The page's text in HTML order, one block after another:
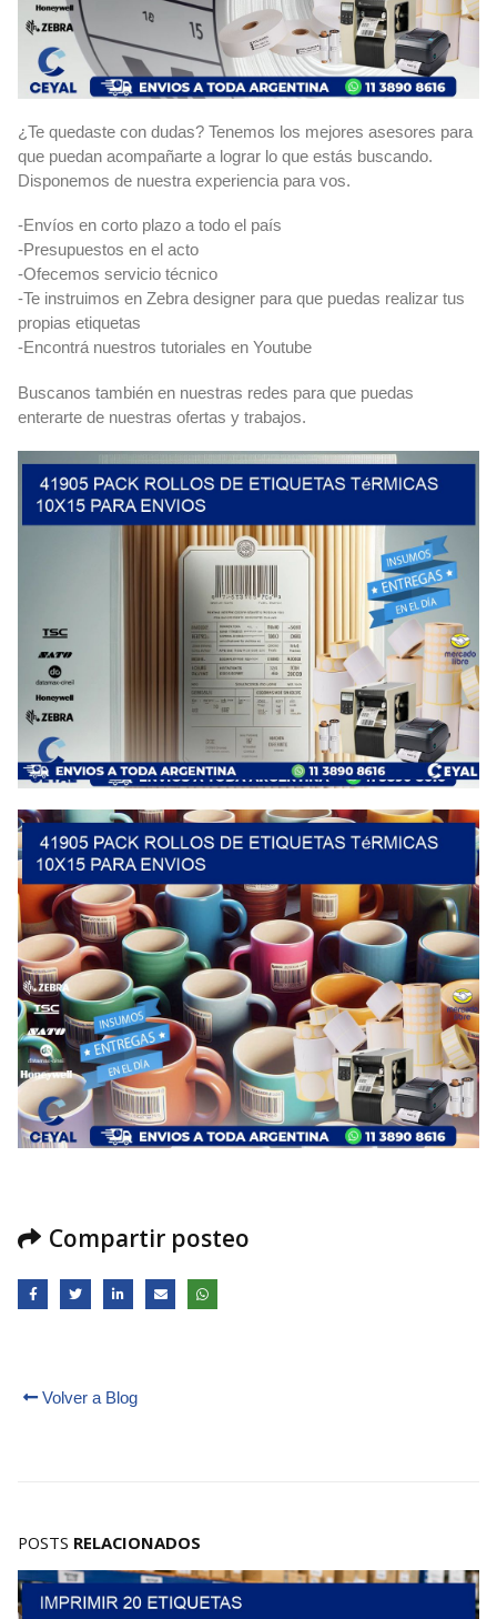
¿Te quedaste con dudas? Tenemos los mejores asesores para
que puedan acompañarte a lograr lo que estás buscando.
Disponemos de nuestra experiencia para vos.
-Envíos en corto plazo a todo el país
-Presupuestos en el acto
-Ofecemos servicio técnico
-Te instruimos en Zebra designer para que puedas realizar tus
propias etiquetas
-Encontrá nuestros tutoriales en Youtube
Buscanos también en nuestras redes para que puedas
enterarte de nuestras ofertas y trabajos.
Compartir posteo
Volver a Blog
POSTS RELACIONADOS